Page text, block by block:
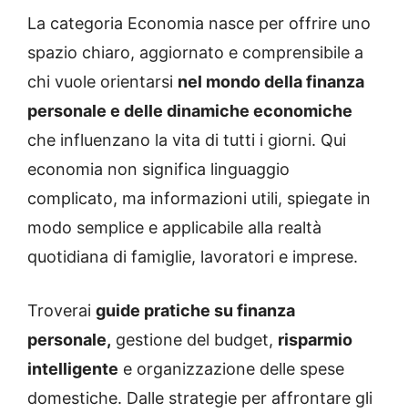
La categoria Economia nasce per offrire uno
spazio chiaro, aggiornato e comprensibile a
chi vuole orientarsi nel mondo della finanza
personale e delle dinamiche economiche
che influenzano la vita di tutti i giorni. Qui
economia non significa linguaggio
complicato, ma informazioni utili, spiegate in
modo semplice e applicabile alla realtà
quotidiana di famiglie, lavoratori e imprese.
Troverai guide pratiche su finanza
personale, gestione del budget, risparmio
intelligente e organizzazione delle spese
domestiche. Dalle strategie per affrontare gli